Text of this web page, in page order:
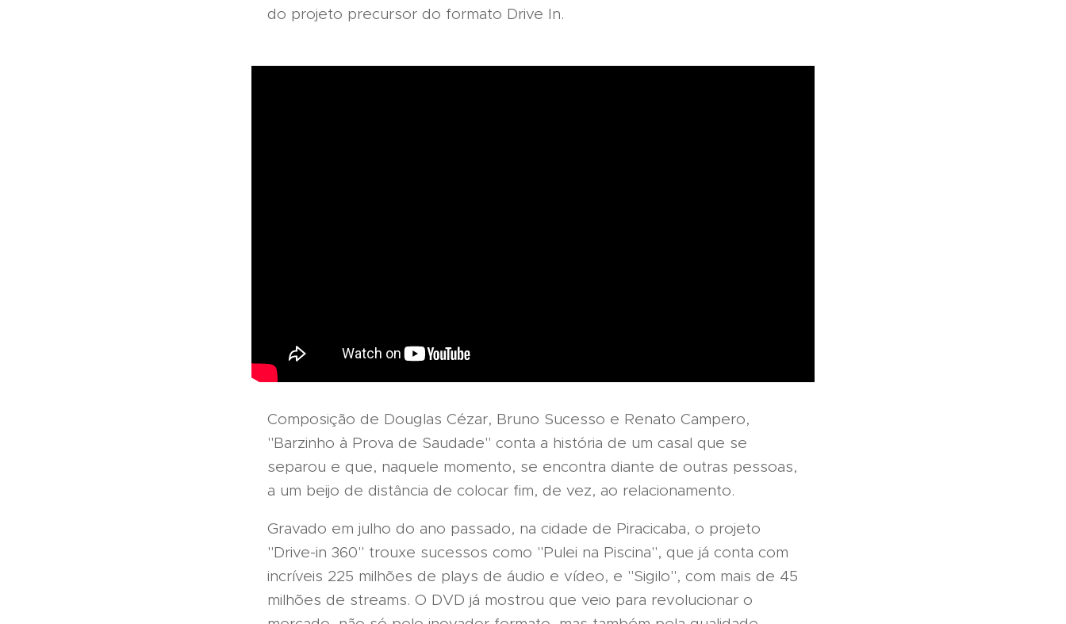
do projeto precursor do formato Drive In.
Composição de Douglas Cézar, Bruno Sucesso e Renato Campero,
"Barzinho à Prova de Saudade" conta a história de um casal que se
separou e que, naquele momento, se encontra diante de outras pessoas,
a um beijo de distância de colocar fim, de vez, ao relacionamento.
Gravado em julho do ano passado, na cidade de Piracicaba, o projeto
"Drive-in 360" trouxe sucessos como "Pulei na Piscina", que já conta com
incríveis 225 milhões de plays de áudio e vídeo, e "Sigilo", com mais de 45
milhões de streams. O DVD já mostrou que veio para revolucionar o